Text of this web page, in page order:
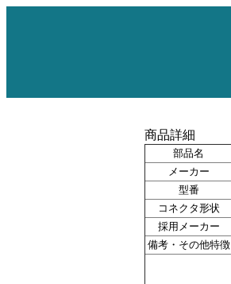
商品詳細
部品名
メーカー
型番
コネクタ形状
採用メーカー
備考・その他特徴